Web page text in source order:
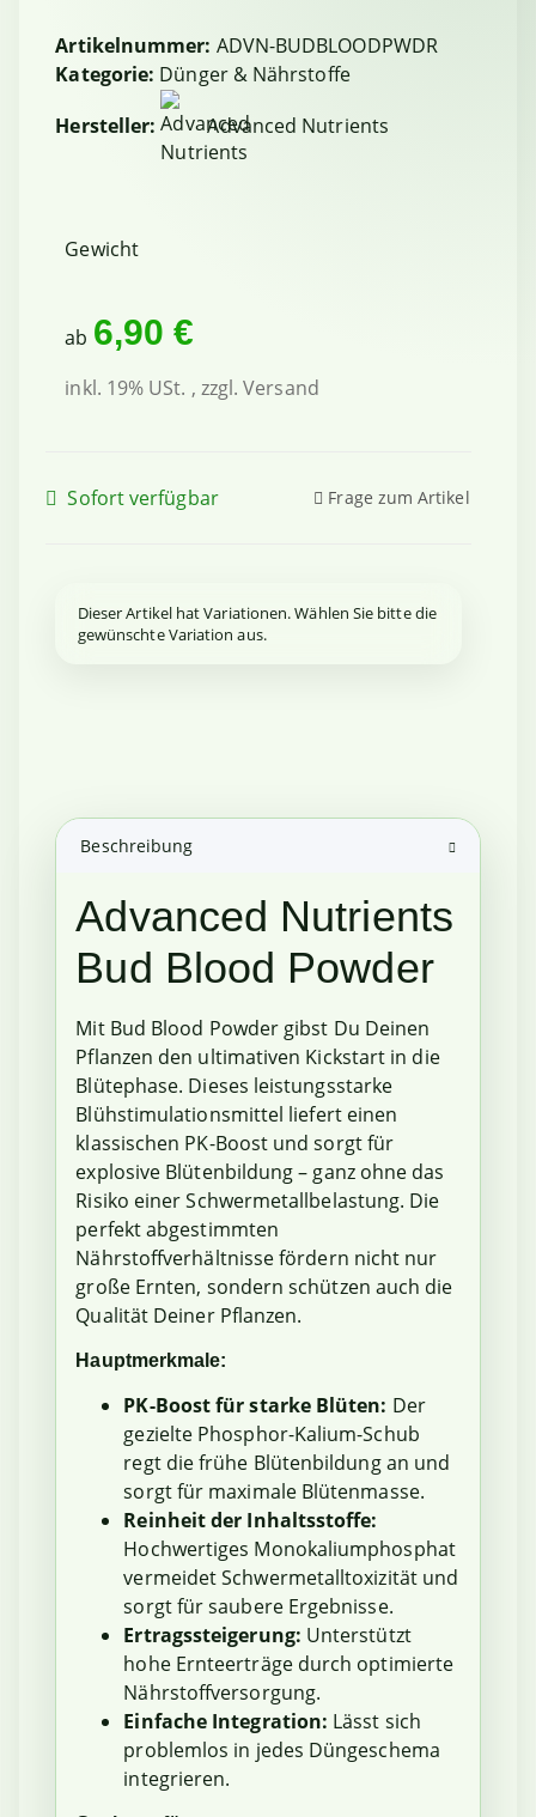
Artikelnummer: ADVN-BUDBLOODPWDR
Kategorie: Dünger & Nährstoffe
Hersteller:
Advanced Nutrients
Gewicht
ab 6,90 €
inkl. 19% USt. , zzgl.Versand
Sofort verfügbar Frage zum Artikel
x
Dieser Artikel hat Variationen. Wählen Sie bitte die
gewünschte Variation aus.
Beschreibung
Advanced Nutrients
Bud Blood Powder
Mit Bud Blood Powder gibst Du Deinen
Pflanzen den ultimativen Kickstart in die
Blütephase. Dieses leistungsstarke
Blühstimulationsmittel liefert einen
klassischen PK-Boost und sorgt für
explosive Blütenbildung – ganz ohne das
Risiko einer Schwermetallbelastung. Die
perfekt abgestimmten
Nährstoffverhältnisse fördern nicht nur
große Ernten, sondern schützen auch die
Qualität Deiner Pflanzen.
Hauptmerkmale:
PK-Boost für starke Blüten: Der
gezielte Phosphor-Kalium-Schub
regt die frühe Blütenbildung an und
sorgt für maximale Blütenmasse.
Reinheit der Inhaltsstoffe:
Hochwertiges Monokaliumphosphat
vermeidet Schwermetalltoxizität und
sorgt für saubere Ergebnisse.
Ertragssteigerung: Unterstützt
hohe Ernteerträge durch optimierte
Nährstoffversorgung.
Einfache Integration: Lässt sich
problemlos in jedes Düngeschema
integrieren.